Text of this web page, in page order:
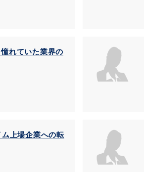
れていた業界の
ム上場企業への転